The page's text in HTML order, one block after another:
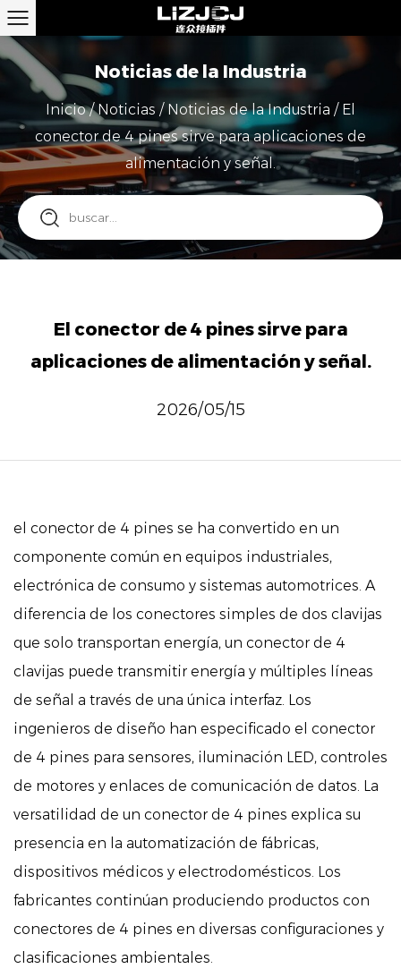
Noticias de la Industria
Inicio/Noticias / Noticias de la Industria / El
conector de 4 pines sirve para aplicaciones de
alimentación y señal.
El conector de 4 pines sirve para
aplicaciones de alimentación y señal.
2026/05/15
el conector de 4 pines se ha convertido en un
componente común en equipos industriales,
electrónica de consumo y sistemas automotrices. A
diferencia de los conectores simples de dos clavijas
que solo transportan energía, un conector de 4
clavijas puede transmitir energía y múltiples líneas
de señal a través de una única interfaz. Los
ingenieros de diseño han especificado el conector
de 4 pines para sensores, iluminación LED, controles
de motores y enlaces de comunicación de datos. La
versatilidad de un conector de 4 pines explica su
presencia en la automatización de fábricas,
dispositivos médicos y electrodomésticos. Los
fabricantes continúan produciendo productos con
conectores de 4 pines en diversas configuraciones y
clasificaciones ambientales.